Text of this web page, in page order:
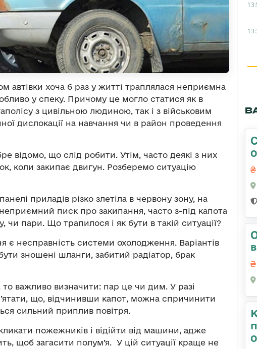
хоча б раз у житті траплялася неприємна
у спеку. Причому це могло статися як в
з цивільною людиною, так і з військовим
дислокації на навчання чи в район проведення
відомо, що слід робити. Утім, часто деякі з них
коли закипає двигун. Розберемо ситуацію
приладів різко злетіла в червону зону, на
писк про закипання, часто з-під капота
пари. Що трапилося і як бути в такій ситуації?
є несправність системи охолодження. Варіантів
зношені шланги, забитий радіатор, брак
важливо визначити: пар це чи дим. У разі
що, відчинивши капот, можна спричинити
сильний приплив повітря.
пожежників і відійти від машини, адже
щоб загасити полум’я. У цій ситуації краще не